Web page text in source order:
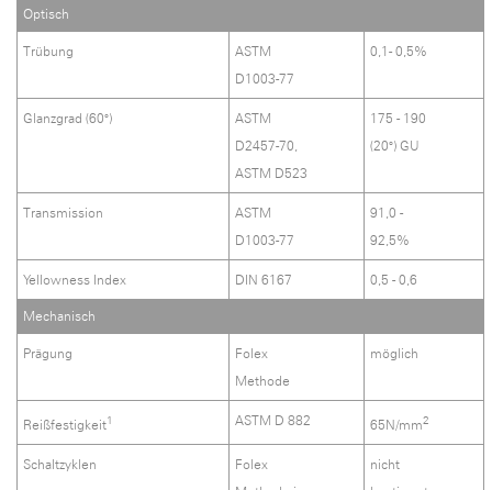
Optisch
Trübung
ASTM
D1003-77
0,1- 0,5%
Glanzgrad (60°)
ASTM
D2457-70,
ASTM D523
175 - 190
(20°) GU
Transmission
ASTM
D1003-77
91,0 -
92,5%
Yellowness Index DIN 6167 0,5 - 0,6
Mechanisch
Prägung
Folex
Methode
möglich
Reißfestigkeit1 ASTM D 882 65N/mm2
Schaltzyklen
Folex
nicht